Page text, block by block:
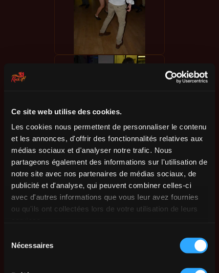
Ce site web utilise des cookies.
Les cookies nous permettent de personnaliser le contenu
et les annonces, d'offrir des fonctionnalités relatives aux
médias sociaux et d'analyser notre trafic. Nous
partageons également des informations sur l'utilisation de
notre site avec nos partenaires de médias sociaux, de
publicité et d'analyse, qui peuvent combiner celles-ci
avec d'autres informations que vous leur avez fournies
ou qu'ils ont collectées lors de votre utilisation de leurs
Nécessaires